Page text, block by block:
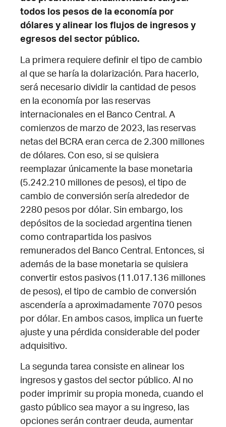
todos los pesos de la economía por
dólares y alinear los flujos de ingresos y
egresos del sector público.
La primera requiere definir el tipo de cambio
al que se haría la dolarización. Para hacerlo,
será necesario dividir la cantidad de pesos
en la economía por las reservas
internacionales en el Banco Central. A
comienzos de marzo de 2023, las reservas
netas del BCRA eran cerca de 2.300 millones
de dólares. Con eso, si se quisiera
reemplazar únicamente la base monetaria
(5.242.210 millones de pesos), el tipo de
cambio de conversión sería alrededor de
2280 pesos por dólar. Sin embargo, los
depósitos de la sociedad argentina tienen
como contrapartida los pasivos
remunerados del Banco Central. Entonces, si
además de la base monetaria se quisiera
convertir estos pasivos (11.017.136 millones
de pesos), el tipo de cambio de conversión
ascendería a aproximadamente 7070 pesos
por dólar. En ambos casos, implica un fuerte
ajuste y una pérdida considerable del poder
adquisitivo.
La segunda tarea consiste en alinear los
ingresos y gastos del sector público. Al no
poder imprimir su propia moneda, cuando el
gasto público sea mayor a su ingreso, las
opciones serán contraer deuda, aumentar